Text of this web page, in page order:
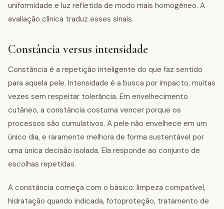
uniformidade e luz refletida de modo mais homogêneo. A
avaliação clínica traduz esses sinais.
Constância versus intensidade
Constância é a repetição inteligente do que faz sentido
para aquela pele. Intensidade é a busca por impacto, muitas
vezes sem respeitar tolerância. Em envelhecimento
cutâneo, a constância costuma vencer porque os
processos são cumulativos. A pele não envelhece em um
único dia, e raramente melhora de forma sustentável por
uma única decisão isolada. Ela responde ao conjunto de
escolhas repetidas.
A constância começa com o básico: limpeza compatível,
hidratação quando indicada, fotoproteção, tratamento de